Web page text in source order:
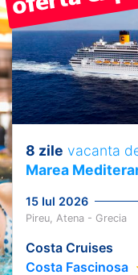
8 zile vacanta
Marea
15 Iul 2026
Pireu, Atena - Grecia
Costa Cruises
Costa Fascinosa